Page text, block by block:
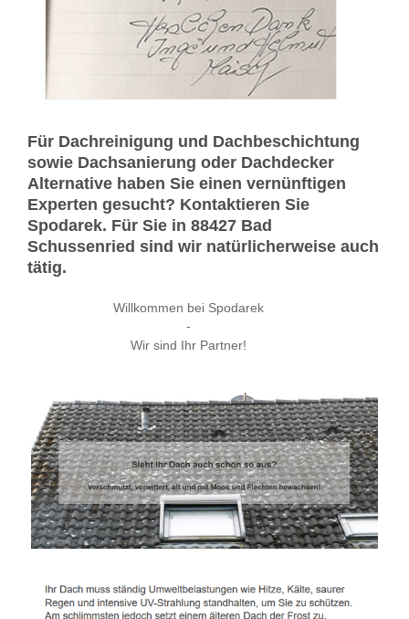
Für Dachreinigung und Dachbeschichtung
sowie Dachsanierung oder Dachdecker
Alternative haben Sie einen vernünftigen
Experten gesucht? Kontaktieren Sie
Spodarek. Für Sie in 88427 Bad
Schussenried sind wir natürlicherweise auch
tätig.
Willkommen bei Spodarek
-
Wir sind Ihr Partner!